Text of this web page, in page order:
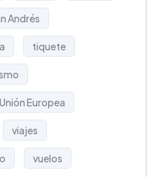
Andrés
tiquete
Unión Europea
viajes
vuelos